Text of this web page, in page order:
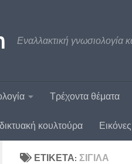
Εναλλακτική γνωσιολογία
Τρέχοντα θέματα
κουλτούρα
ΕΤΙΚΈΤΑ: ΣΊΓΙΛΑ